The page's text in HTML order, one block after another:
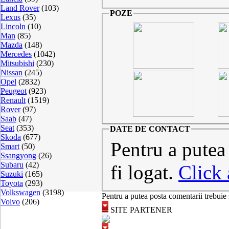
Land Rover(103)
Lexus (35)
Lincoln (10)
Man (85)
Mazda (148)
Mercedes (1042)
Mitsubishi (230)
Nissan (245)
Opel (2832)
Peugeot (923)
Renault (1519)
Rover(97)
Saab (47)
Seat (353)
Skoda (677)
Smart (50)
Ssangyong (26)
Subaru (42)
Suzuki (165)
Toyota (293)
Volkswagen (3198)
Volvo (206)
POZE
DATE DE CONTACT
Pentru a
fi logat. Click
Pentru a putea posta comentarii
SITE PARTENER